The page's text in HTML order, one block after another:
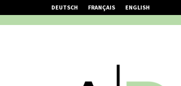
DEUTSCH FRANÇAIS ENGLISH